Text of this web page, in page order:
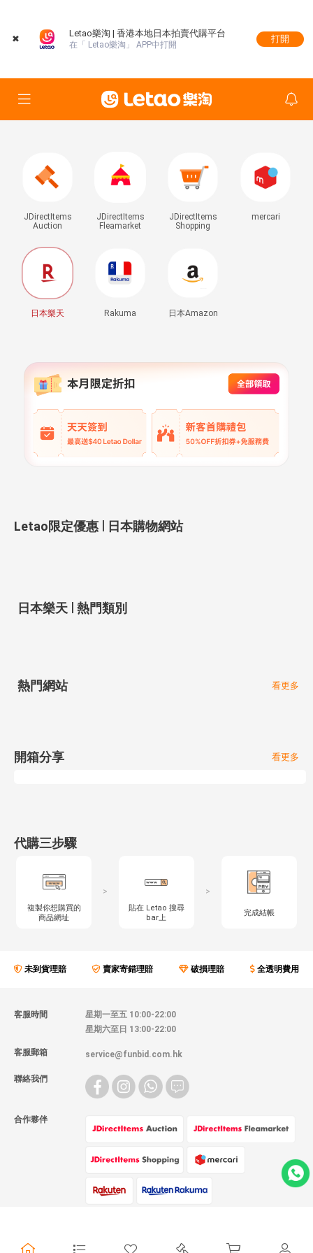
✖
Letao樂淘 | 香港本地日本拍賣代購平台
在「 Letao樂淘」 APP中打開
打開
JDirectItems
Auction
JDirectItems
Fleamarket
JDirectItems
Shopping
mercari
日本樂天 Rakuma 日本Amazon
Letao限定優惠 | 日本購物網站
日本樂天 | 熱門類別
熱門網站 看更多
開箱分享 看更多
代購三步驟
複製你想購買的
商品網址
>
貼在 Letao 搜尋
bar上
>
完成結帳
未到貨理賠 賣家寄錯理賠 破損理賠 全透明費用
客服時間
星期一至五 10:00-22:00
星期六至日 13:00-22:00
客服郵箱 service@funbid.com.hk
聯絡我們
合作夥伴